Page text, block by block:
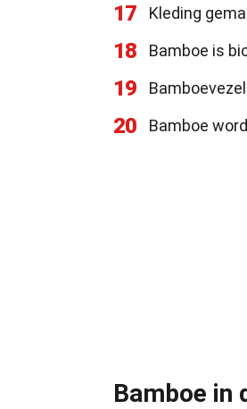
17 Kleding
18 Bamboe is
19
20 Bamboe
Bamboe in